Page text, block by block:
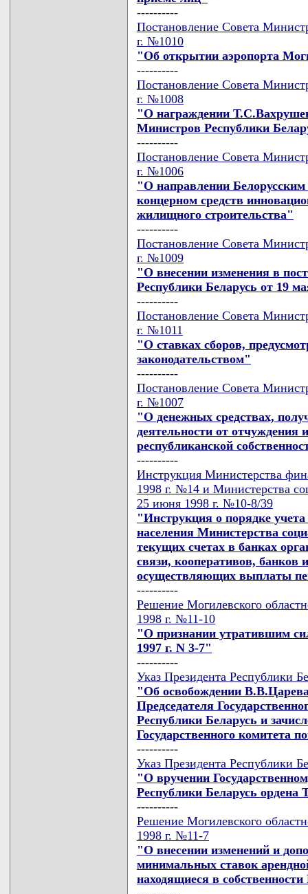
----------
Постановление Совета
г. №1010
"Об открытии аэропорта
----------
Постановление Совета
г. №1008
"О награждении
Министров Республики
----------
Постановление Совета
г. №1006
"О направлении Белорусским
концерном средств
жилищного строительства"
----------
Постановление Совета
г. №1009
"О внесении изменения в
Республики Беларусь от 19
----------
Постановление Совета
г. №1011
"О ставках сборов,
законодательством"
----------
Постановление Совета
г. №1007
"О денежных средствах,
деятельности от отчуждения
республиканской
----------
Инструкция Министерства
1998 г. №14 и Министерства
25 июня 1998 г. №10-8/39
"Инструкция о порядке
населения Министерства
текущих счетах в банках
связи, кооперативов, банков
осуществляющих выплаты
----------
Решение Могилевского
1998 г. №11-10
"О признании утратившим
1997 г. N 3-7"
----------
Указ Президента Республики
"Об освобождении
Председателя
Республики Беларусь и
Государственного комитета
----------
Указ Президента Республики
"О вручении
Республики Беларусь
----------
Решение Могилевского
1998 г. №11-7
"О внесении изменений и
минимальных ставок
находящиеся в